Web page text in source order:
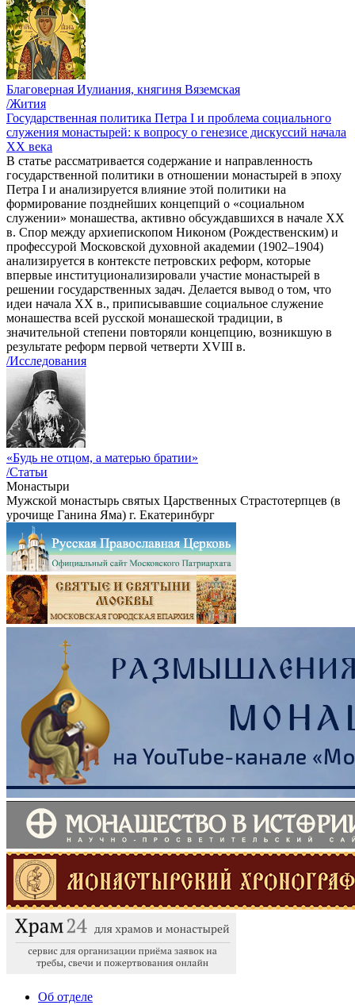
Благоверная Иулиания, княгиня Вяземская
/Жития
Государственная политика Петра I и проблема социального
служения монастырей: к вопросу о генезисе дискуссий начала
ХХ века
В статье рассматривается содержание и направленность
государственной политики в отношении монастырей в эпоху
Петра I и анализируется влияние этой политики на
формирование позднейших концепций о «социальном
служении» монашества, активно обсуждавшихся в начале XX
в. Спор между архиепископом Никоном (Рождественским) и
профессурой Московской духовной академии (1902–1904)
анализируется в контексте петровских реформ, которые
впервые институционализировали участие монастырей в
решении государственных задач. Делается вывод о том, что
идеи начала ХХ в., приписывавшие социальное служение
монашества всей русской монашеской традиции, в
значительной степени повторяли концепцию, возникшую в
результате реформ первой четверти XVIII в.
/Исследования
«Будь не отцом, а матерью братии»
/Статьи
Монастыри
Мужской монастырь святых Царственных Страстотерпцев (в
урочище Ганина Яма) г. Екатеринбург
Об отделе